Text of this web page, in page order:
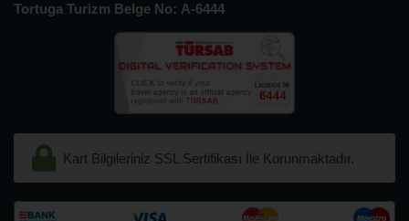
Tortuga Turizm Belge No: A-6444
Kart Bilgileriniz SSL Sertifikası İle Korunmaktadır.